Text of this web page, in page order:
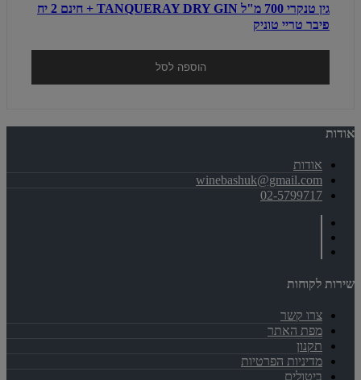
גין טנקרי 700 מ"ל TANQUERAY DRY GIN + חינם 2 יח
פיבר טריי טוניק
הוספה לסל
אודות
אודות
winebashuk@gmail.com
02-5799717
שירות לקוחות
צרו קשר
מפת האתר
תקנון
מדיניות הפרטיות
ביטולים